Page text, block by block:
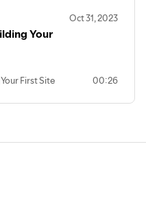
Your
First Site
Oct 31, 2023
00:26